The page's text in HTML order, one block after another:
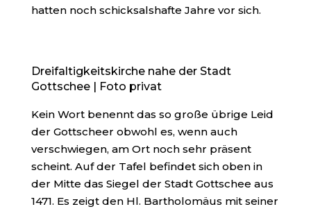
hatten noch schicksalshafte Jahre vor sich.
Dreifaltigkeitskirche nahe der Stadt
Gottschee | Foto privat
Kein Wort benennt das so große übrige Leid
der Gottscheer obwohl es, wenn auch
verschwiegen, am Ort noch sehr präsent
scheint. Auf der Tafel befindet sich oben in
der Mitte das Siegel der Stadt Gottschee aus
1471. Es zeigt den Hl. Bartholomäus mit seiner